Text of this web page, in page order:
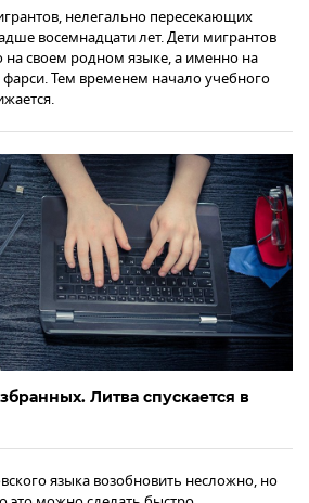
нелегально пересекающих
восемнадцати лет. Дети мигрантов
на своем родном языке, а именно на
Тем временем начало учебного
Литва спускается в
языка возобновить несложно, но